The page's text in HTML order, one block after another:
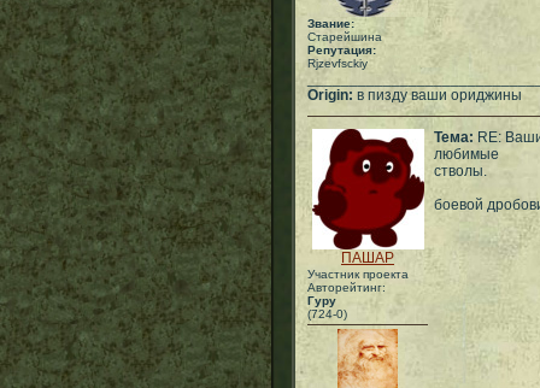
Звание:
Старейшина
Репутация:
Rjzevfsckiy
Origin: в пизду ваши ориджины
ПАШАР
Участник проекта
Авторейтинг:
Гуру
(724-0)
Тема: RE:
любимые
стволы.
боевой